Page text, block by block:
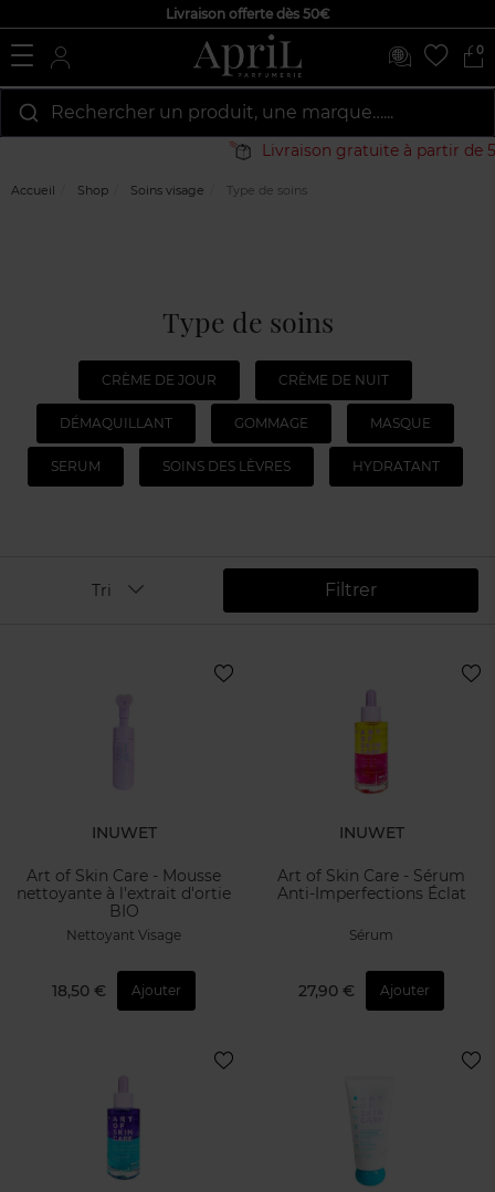
Livraison offerte dès 50€
0
Rechercher un produit, une marque…...
Livraison gratuite à partir de 50€
Accueil Shop Soins visage Type de soins
Type de soins
CRÈME DE JOUR CRÈME DE NUIT
DÉMAQUILLANT GOMMAGE MASQUE
SERUM SOINS DES LÈVRES HYDRATANT
Filtrer
Tri
INUWET
Art of Skin Care - Mousse
nettoyante à l'extrait d'ortie
BIO
Nettoyant Visage
18,50 € Ajouter
INUWET
Art of Skin Care - Sérum
Anti-Imperfections Éclat
Sérum
27,90 € Ajouter